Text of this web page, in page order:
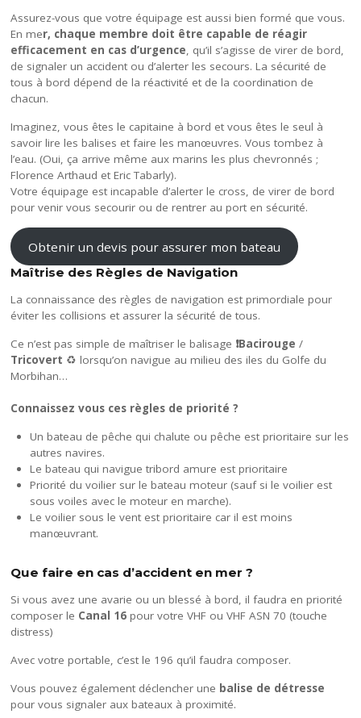
Assurez-vous que votre équipage est aussi bien formé que vous.
En mer, chaque membre doit être capable de réagir
efficacement en cas d’urgence, qu’il s’agisse de virer de bord,
de signaler un accident ou d’alerter les secours. La sécurité de
tous à bord dépend de la réactivité et de la coordination de
chacun.
Imaginez, vous êtes le capitaine à bord et vous êtes le seul à
savoir lire les balises et faire les manœuvres. Vous tombez à
l’eau. (Oui, ça arrive même aux marins les plus chevronnés ;
Florence Arthaud et Eric Tabarly).
Votre équipage est incapable d’alerter le cross, de virer de bord
pour venir vous secourir ou de rentrer au port en sécurité.
Obtenir un devis pour assurer mon bateau
Maîtrise des Règles de Navigation
La connaissance des règles de navigation est primordiale pour
éviter les collisions et assurer la sécurité de tous.
Ce n’est pas simple de maîtriser le balisage ❗Bacirouge /
Tricovert ♻️ lorsqu’on navigue au milieu des iles du Golfe du
Morbihan…
Connaissez vous ces règles de priorité ?
Un bateau de pêche qui chalute ou pêche est prioritaire sur les
autres navires.
Le bateau qui navigue tribord amure est prioritaire
Priorité du voilier sur le bateau moteur (sauf si le voilier est
sous voiles avec le moteur en marche).
Le voilier sous le vent est prioritaire car il est moins
manœuvrant.
Que faire en cas d’accident en mer ?
Si vous avez une avarie ou un blessé à bord, il faudra en priorité
composer le Canal 16 pour votre VHF ou VHF ASN 70 (touche
distress)
Avec votre portable, c’est le 196 qu’il faudra composer.
Vous pouvez également déclencher une balise de détresse
pour vous signaler aux bateaux à proximité.